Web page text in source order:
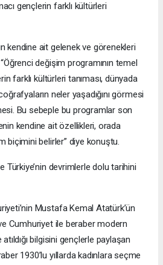
gençlerin farklı kültürleri
kendine ait gelenek ve görenekleri
değişim programının temel
farklı kültürleri tanıması, dünyada
neler yaşadığını görmesi
Bu sebeple bu programlar son
kendine ait özellikleri, orada
biçimini belirler” diye konuştu.
Türkiye’nin devrimlerle dolu tarihini
Mustafa Kemal Atatürk’ün
Cumhuriyet ile beraber modern
bilgisini gençlerle paylaşan
1930’lu yıllarda kadınlara seçme